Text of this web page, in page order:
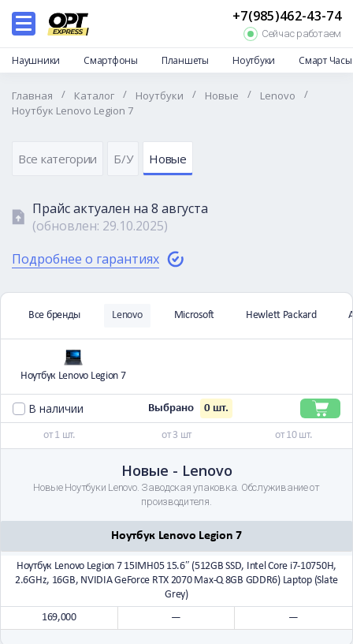
+7(985)462-43-74
Сейчас работаем
Наушники Смартфоны Планшеты Ноутбуки Смарт Часы
Каталог
Отзывы
Доставка и оплата
Частые вопросы
Контакты
Главная / Каталог / Ноутбуки / Новые / Lenovo
/
Ноутбук Lenovo Legion 7
Все категории Б/У Новые
Прайс актуален на 8 августа
(обновлен: 29.10.2025)
Подробнее о гарантиях
Все бренды Lenovo Microsoft Hewlett Packard
Ноутбук Lenovo Legion 7
В наличии Выбрано 0шт.
от 1 шт. от 3 шт от 10 шт.
Новые - Lenovo
Новые Ноутбуки Lenovo. Заводская упаковка. Обслуживание от
производителя.
Ноутбук Lenovo Legion 7
Ноутбук Lenovo Legion 7 15IMH05 15.6″ (512GB SSD, Intel Core i7-10750H,
2.6GHz, 16GB, NVIDIA GeForce RTX 2070 Max-Q 8GB GDDR6) Laptop (Slate
Grey)
169,000
— —